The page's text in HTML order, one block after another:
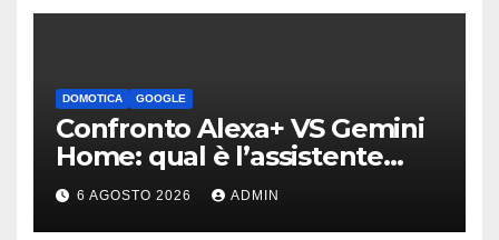
DOMOTICA GOOGLE
Confronto Alexa+ VS Gemini
Home: qual è l’assistente
migliore | Video
6 AGOSTO 2026 ADMIN